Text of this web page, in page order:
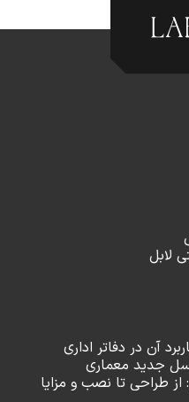
لابل
آن در دفاتر اداری
جدید معماری
طراحی تا نصب و مزایا